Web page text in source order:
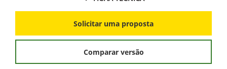
Solicitar uma proposta
Comparar versão